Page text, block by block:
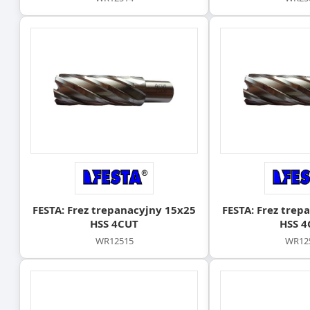
FESTA: Frez trepanacyjny 15x25
HSS 4CUT
WR12515
FESTA: Frez
HSS